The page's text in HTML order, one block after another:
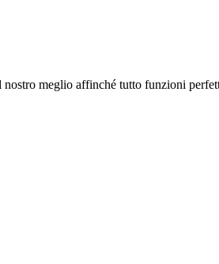
meglio affinché tutto funzioni